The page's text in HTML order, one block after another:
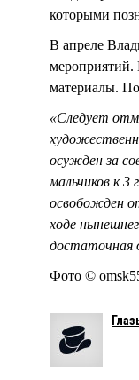
которыми
В апреле
мероприятий.
материалы.
«Следует
осужден за
мальчиков к 3
освобожден
ходе
достаточная
Фото ©